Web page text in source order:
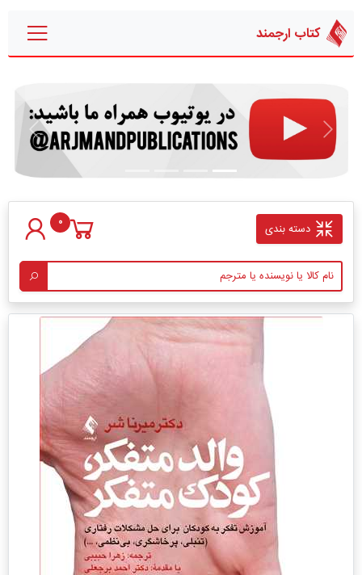
کتاب ارجمند
قبلی بعدی
دسته بندی 0